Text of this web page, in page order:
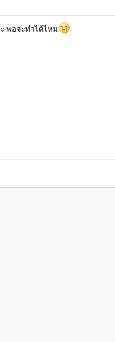
ะ พอจะทำได้ไหม